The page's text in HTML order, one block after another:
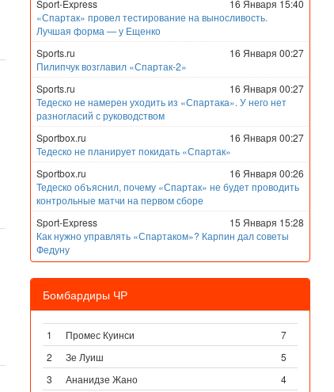
Sport-Express
16 Января 15:40
«Спартак» провел тестирование на выносливость.
Лучшая форма — у Ещенко
Sports.ru
16 Января 00:27
Пилипчук возглавил «Спартак-2»
Sports.ru
16 Января 00:27
Тедеско не намерен уходить из «Спартака». У него нет
разногласий с руководством
Sportbox.ru
16 Января 00:27
Тедеско не планирует покидать «Спартак»
Sportbox.ru
16 Января 00:26
Тедеско объяснил, почему «Спартак» не будет проводить
контрольные матчи на первом сборе
Sport-Express
15 Января 15:28
Как нужно управлять «Спартаком»? Карпин дал советы
Федуну
Бомбардиры ЧР
1 Промес Куинси
7
2
Зе Луиш
5
3
Ананидзе Жано
4